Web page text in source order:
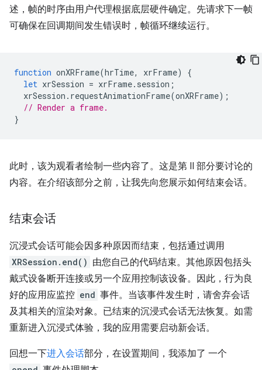
述，帧的时序由用户代理根据底层硬件确定。先请求下一帧
可确保在回调期间发生错误时，帧循环继续运行。
function onXRFrame(hrTime, xrFrame)
{
let xrSession = xrFrame. session ;
xrSession . requestAnimationFrame(onXRFrame);
// Render a frame.
}
此时，该为观看者绘制一些内容了。这是第 II 部分要讨论的
内容。在介绍该部分之前，让我先向您展示如何结束会话。
结束会话
沉浸式会话可能会因多种原因而结束，包括通过调用
XRSession.end() 由您自己的代码结束。其他原因包括头
戴式设备断开连接或另一个应用控制该设备。因此，行为良
好的应用应监控 end 事件。当该事件发生时，请舍弃会话
及其相关的渲染对象。已结束的沉浸式会话无法恢复。如需
重新进入沉浸式体验，我的应用需要启动新会话。
回想一下进入会话部分，在设置期间，我添加了 一个